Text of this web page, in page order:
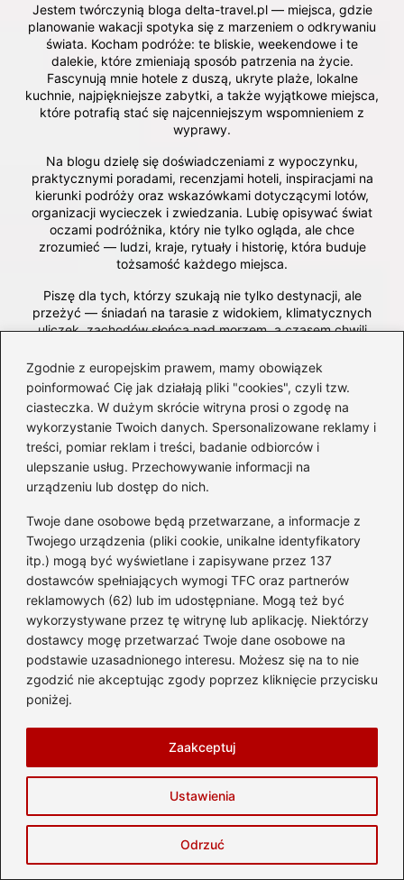
Zgodnie z europejskim prawem, mamy obowiązek
poinformować Cię jak działają pliki "cookies", czyli tzw.
ciasteczka. W dużym skrócie witryna prosi o zgodę na
wykorzystanie Twoich danych. Spersonalizowane reklamy i
treści, pomiar reklam i treści, badanie odbiorców i
ulepszanie usług. Przechowywanie informacji na
urządzeniu lub dostęp do nich.
Twoje dane osobowe będą przetwarzane, a informacje z
Twojego urządzenia (pliki cookie, unikalne identyfikatory
itp.) mogą być wyświetlane i zapisywane przez 137
dostawców spełniających wymogi TFC oraz partnerów
reklamowych (62) lub im udostępniane. Mogą też być
wykorzystywane przez tę witrynę lub aplikację. Niektórzy
dostawcy mogę przetwarzać Twoje dane osobowe na
podstawie uzasadnionego interesu. Możesz się na to nie
zgodzić nie akceptując zgody poprzez kliknięcie przycisku
poniżej.
Ustawienia
Odrzuć
Zaakceptuj
Jestem twórczynią bloga delta-travel.pl — miejsca, gdzie
planowanie wakacji spotyka się z marzeniem o odkrywaniu
świata. Kocham podróże: te bliskie, weekendowe i te
dalekie, które zmieniają sposób patrzenia na życie.
Fascynują mnie hotele z duszą, ukryte plaże, lokalne
kuchnie, najpiękniejsze zabytki, a także wyjątkowe miejsca,
które potrafią stać się najcenniejszym wspomnieniem z
wyprawy.
Na blogu dzielę się doświadczeniami z wypoczynku,
praktycznymi poradami, recenzjami hoteli, inspiracjami na
kierunki podróży oraz wskazówkami dotyczącymi lotów,
organizacji wycieczek i zwiedzania. Lubię opisywać świat
oczami podróżnika, który nie tylko ogląda, ale chce
zrozumieć — ludzi, kraje, rytuały i historię, która buduje
tożsamość każdego miejsca.
Piszę dla tych, którzy szukają nie tylko destynacji, ale
przeżyć — śniadań na tarasie z widokiem, klimatycznych
uliczek, zachodów słońca nad morzem, a czasem chwili
nie zaczynają się w dniu wylotu, lecz wtedy, gdy pojawia
się pomysł — dlatego chcę inspirować, pomagać planować
i pokazywać, że świat jest znacznie bliżej, niż się wydaje.
←
Odkryj najlepsze miejsca nad morze z dziećmi:
atrakcje, które zachwycą całą rodzinę
kroku
Dodaj komentarz
Twój adres email nie zostanie opublikowany.
Wymagane pola są oznaczone*
Komentarz